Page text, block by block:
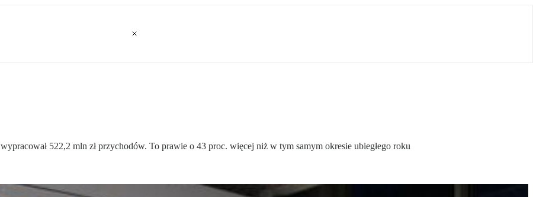
522,2 mln zł przychodów. To prawie o 43 proc. więcej niż w tym samym okresie ubiegłego roku